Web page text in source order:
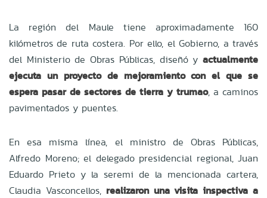
La región del Maule tiene aproximadamente 160
kilómetros de ruta costera. Por ello, el Gobierno, a través
del Ministerio de Obras Públicas, diseñó y actualmente
ejecuta un proyecto de mejoramiento con el que se
espera pasar de sectores de tierra y trumao, a caminos
pavimentados y puentes.
En esa misma línea, el ministro de Obras Públicas,
Alfredo Moreno; el delegado presidencial regional, Juan
Eduardo Prieto y la seremi de la mencionada cartera,
Claudia Vasconcellos, realizaron una visita inspectiva a